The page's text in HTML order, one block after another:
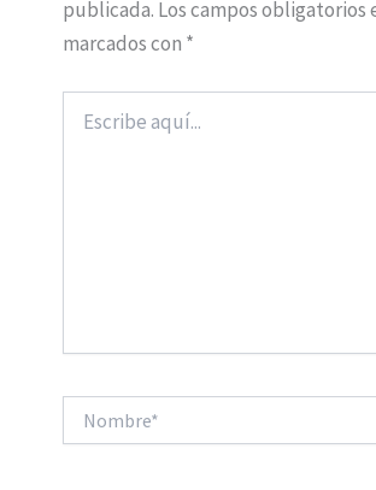
publicada. Los campos obligatorios
marcados con *
aquí...